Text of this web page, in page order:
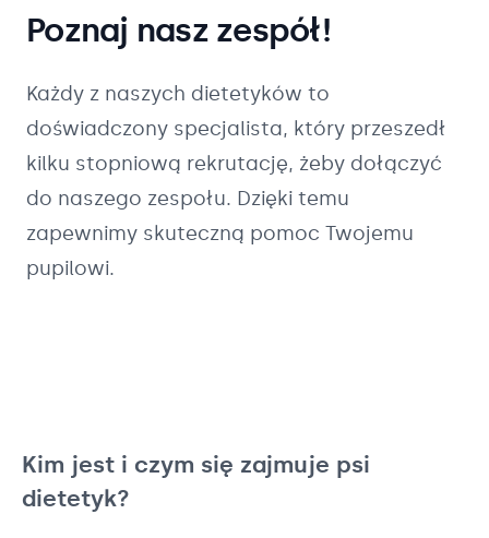
Poznaj nasz zespół!
Każdy z naszych dietetyków to
doświadczony specjalista, który przeszedł
kilku stopniową rekrutację, żeby dołączyć
do naszego zespołu. Dzięki temu
zapewnimy skuteczną pomoc Twojemu
pupilowi.
Kim jest i czym się zajmuje psi
dietetyk?